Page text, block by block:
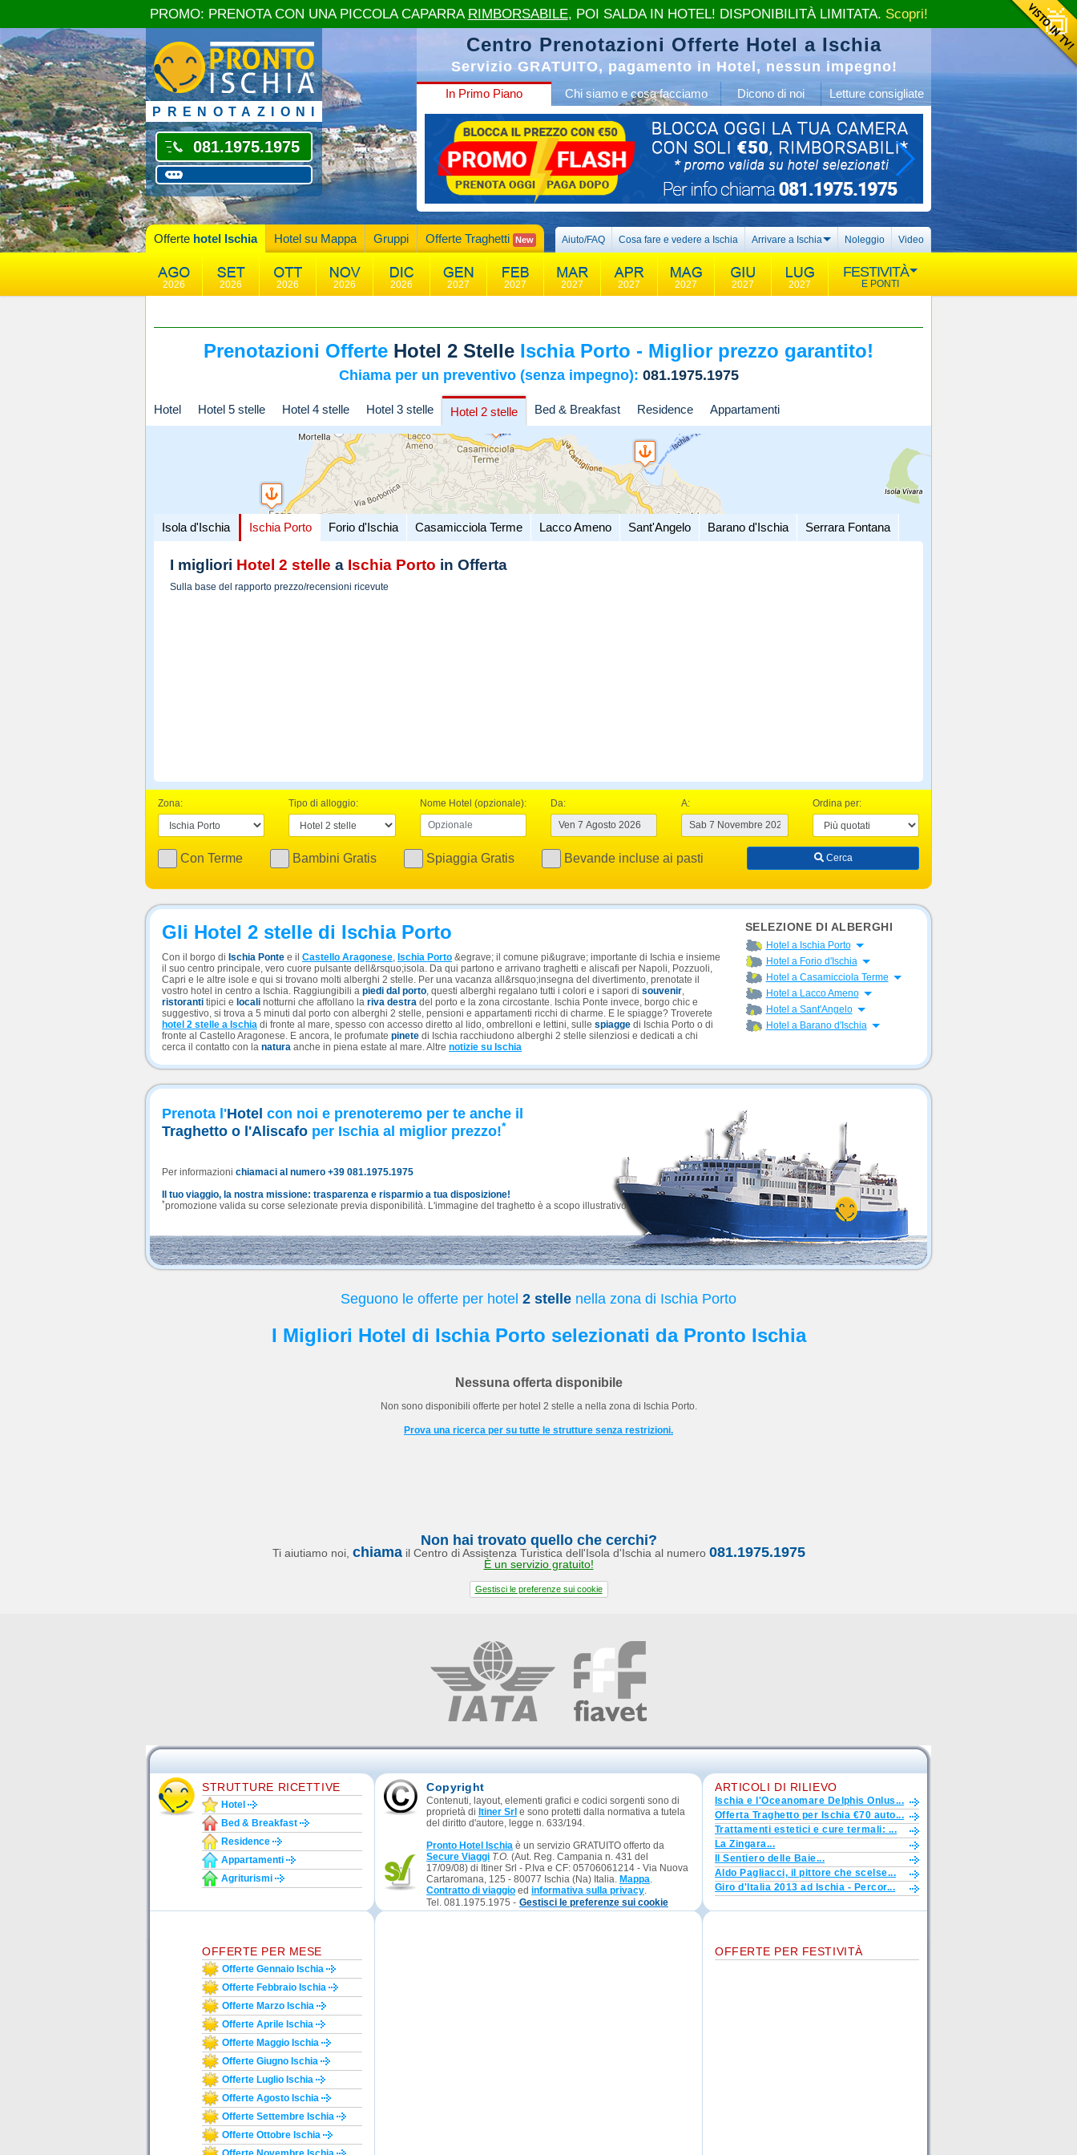
PRENOTAZIONI
081.1975.1975
Centro Prenotazioni Offerte Hotel a Ischia
Servizio GRATUITO, pagamento in Hotel, nessun impegno!
In Primo Piano Chi siamo e cosa facciamo Dicono di noi Letture consigliate
Offerte hotel Ischia Hotel su Mappa Gruppi Offerte Traghetti New Aiuto/FAQ Cosa fare e vedere a Ischia Arrivare a Ischia Noleggio Video
2026 2026 2026 2026 2026 2027 2027 2027 2027 2027 2027 2027
FESTIVITÀ
E PONTI
Prenotazioni Offerte Hotel 2 Stelle Ischia Porto - Miglior prezzo garantito!
Chiama per un preventivo (senza impegno): 081.1975.1975
Hotel Hotel 5 stelle Hotel 4 stelle Hotel 3 stelle Hotel 2 stelle Bed & Breakfast Residence Appartamenti
Isola d'Ischia Ischia Porto Forio d'Ischia Casamicciola Terme Lacco Ameno Sant'Angelo Barano d'Ischia Serrara Fontana
I migliori Hotel 2 stelle a Ischia Porto in Offerta
Sulla base del rapporto prezzo/recensioni ricevute
Zona: Tipo di alloggio: Nome Hotel (opzionale): Da: A: Ordina per:
Con Terme Bambini Gratis Spiaggia Gratis Bevande incluse ai pasti Cerca
Gli Hotel 2 stelle di Ischia Porto
Con il borgo di Ischia Ponte e il Castello Aragonese, Ischia Porto &egrave; il comune pi&ugrave; importante di Ischia e insieme
il suo centro principale, vero cuore pulsante dell&rsquo;isola. Da qui partono e arrivano traghetti e aliscafi per Napoli, Pozzuoli,
Capri e le altre isole e qui si trovano molti alberghi 2 stelle. Per una vacanza all&rsquo;insegna del divertimento, prenotate il
vostro hotel in centro a Ischia. Raggiungibili a piedi dal porto, questi alberghi regalano tutti i colori e i sapori di souvenir,
ristoranti tipici e locali notturni che affollano la riva destra del porto e la zona circostante. Ischia Ponte invece, borgo chic e
suggestivo, si trova a 5 minuti dal porto con alberghi 2 stelle, pensioni e appartamenti ricchi di charme. E le spiagge? Troverete
hotel 2 stelle a Ischia di fronte al mare, spesso con accesso diretto al lido, ombrelloni e lettini, sulle spiagge di Ischia Porto o di
fronte al Castello Aragonese. E ancora, le profumate pinete di Ischia racchiudono alberghi 2 stelle silenziosi e dedicati a chi
cerca il contatto con la natura anche in piena estate al mare. Altre notizie su Ischia
SELEZIONE DI ALBERGHI
Hotel a Ischia Porto Apri menu
Hotel a Forio d'Ischia Apri menu
Hotel a Casamicciola Terme Apri menu
Hotel a Lacco Ameno Apri menu
Hotel a Sant'Angelo Apri menu
Hotel a Barano d'Ischia Apri menu
Prenota l'Hotel con noi e prenoteremo per te anche il
Traghetto o l'Aliscafo per Ischia al miglior prezzo!*
Per informazioni chiamaci al numero +39 081.1975.1975
Il tuo viaggio, la nostra missione: trasparenza e risparmio a tua disposizione!
*promozione valida su corse selezionate previa disponibilità. L'immagine del traghetto è a scopo illustrativo.
Seguono le offerte per hotel 2 stelle nella zona di Ischia Porto
I Migliori Hotel di Ischia Porto selezionati da Pronto Ischia
Nessuna offerta disponibile
Non sono disponibili offerte per hotel 2 stelle a nella zona di Ischia Porto.
Prova una ricerca per su tutte le strutture senza restrizioni.
Non hai trovato quello che cerchi?
Ti aiutiamo noi, chiamail Centro di Assistenza Turistica dell'Isola d'Ischia al numero 081.1975.1975
È un servizio gratuito!
Gestisci le preferenze sui cookie
STRUTTURE RICETTIVE
Hotel
Bed & Breakfast
Residence
Appartamenti
Agriturismi
Copyright
Contenuti, layout, elementi grafici e codici sorgenti sono di
proprietà di Itiner Srl e sono protetti dalla normativa a tutela
del diritto d'autore, legge n. 633/194.
Pronto Hotel Ischia è un servizio GRATUITO offerto da
Secure Viaggi T.O. (Aut. Reg. Campania n. 431 del
17/09/08) di Itiner Srl - P.Iva e CF: 05706061214 - Via Nuova
Cartaromana, 125 - 80077 Ischia (Na) Italia. Mappa.
Contratto di viaggio ed informativa sulla privacy.
Tel. 081.1975.1975 - Gestisci le preferenze sui cookie
ARTICOLI DI RILIEVO
Ischia e l'Oceanomare Delphis Onlus...
Offerta Traghetto per Ischia €70 auto...
Trattamenti estetici e cure termali: ...
La Zingara...
Il Sentiero delle Baie...
Aldo Pagliacci, il pittore che scelse...
Giro d'Italia 2013 ad Ischia - Percor...
OFFERTE PER MESE
Offerte Gennaio Ischia
Offerte Febbraio Ischia
Offerte Marzo Ischia
Offerte Aprile Ischia
Offerte Maggio Ischia
Offerte Giugno Ischia
Offerte Luglio Ischia
Offerte Agosto Ischia
Offerte Settembre Ischia
Offerte Ottobre Ischia
OFFERTE PER FESTIVITÀ
PROMO: PRENOTA CON UNA PICCOLA CAPARRA RIMBORSABILE, POI SALDA IN HOTEL! DISPONIBILITÀ LIMITATA. Scopri!